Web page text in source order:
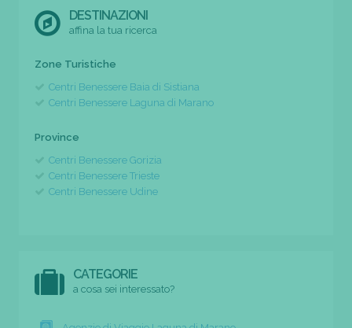
DESTINAZIONI
affina la tua ricerca
Zone Turistiche
Centri Benessere Baia di Sistiana
Centri Benessere Laguna di Marano
Province
Centri Benessere Gorizia
Centri Benessere Trieste
Centri Benessere Udine
CATEGORIE
a cosa sei interessato?